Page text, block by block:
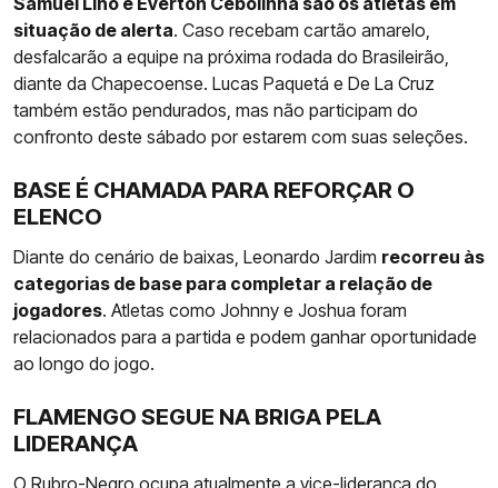
situação de alerta. Caso recebam cartão amarelo,
desfalcarão a equipe na próxima rodada do Brasileirão,
diante da Chapecoense. Lucas Paquetá e De La Cruz
também estão pendurados, mas não participam do
confronto deste sábado por estarem com suas seleções.
BASE É CHAMADA PARA REFORÇAR O
ELENCO
Diante do cenário de baixas, Leonardo Jardim recorreu às
categorias de base para completar a relação de
jogadores. Atletas como Johnny e Joshua foram
relacionados para a partida e podem ganhar oportunidade
ao longo do jogo.
FLAMENGO SEGUE NA BRIGA PELA
LIDERANÇA